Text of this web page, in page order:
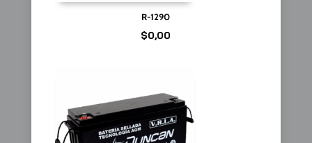
R-1290
$0,00